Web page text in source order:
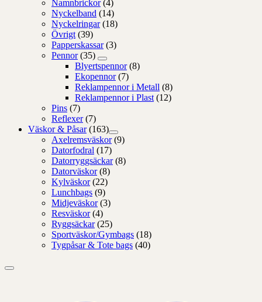
Namnbrickor (4)
Nyckelband (14)
Nyckelringar (18)
Övrigt (39)
Papperskassar (3)
Pennor (35)
Blyertspennor (8)
Ekopennor (7)
Reklampennor i Metall (8)
Reklampennor i Plast (12)
Pins (7)
Reflexer (7)
Väskor & Påsar (163)
Axelremsväskor (9)
Datorfodral (17)
Datorryggsäckar (8)
Datorväskor (8)
Kylväskor (22)
Lunchbags (9)
Midjeväskor (3)
Resväskor (4)
Ryggsäckar (25)
Sportväskor/Gymbags (18)
Tygpåsar & Tote bags (40)